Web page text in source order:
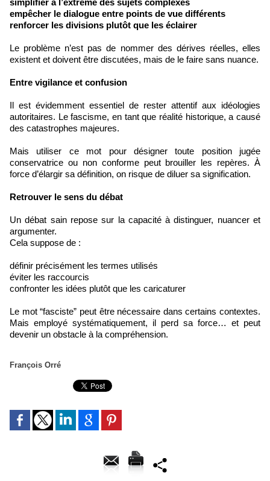
simplifier à l’extrême des sujets complexes
empêcher le dialogue entre points de vue différents
renforcer les divisions plutôt que les éclairer
Le problème n’est pas de nommer des dérives réelles, elles
existent et doivent être discutées, mais de le faire sans nuance.
Entre vigilance et confusion
Il est évidemment essentiel de rester attentif aux idéologies
autoritaires. Le fascisme, en tant que réalité historique, a causé
des catastrophes majeures.
Mais utiliser ce mot pour désigner toute position jugée
conservatrice ou non conforme peut brouiller les repères. À
force d’élargir sa définition, on risque de diluer sa signification.
Retrouver le sens du débat
Un débat sain repose sur la capacité à distinguer, nuancer et
argumenter.
Cela suppose de :
définir précisément les termes utilisés
éviter les raccourcis
confronter les idées plutôt que les caricaturer
Le mot “fasciste” peut être nécessaire dans certains contextes.
Mais employé systématiquement, il perd sa force… et peut
devenir un obstacle à la compréhension.
François Orré